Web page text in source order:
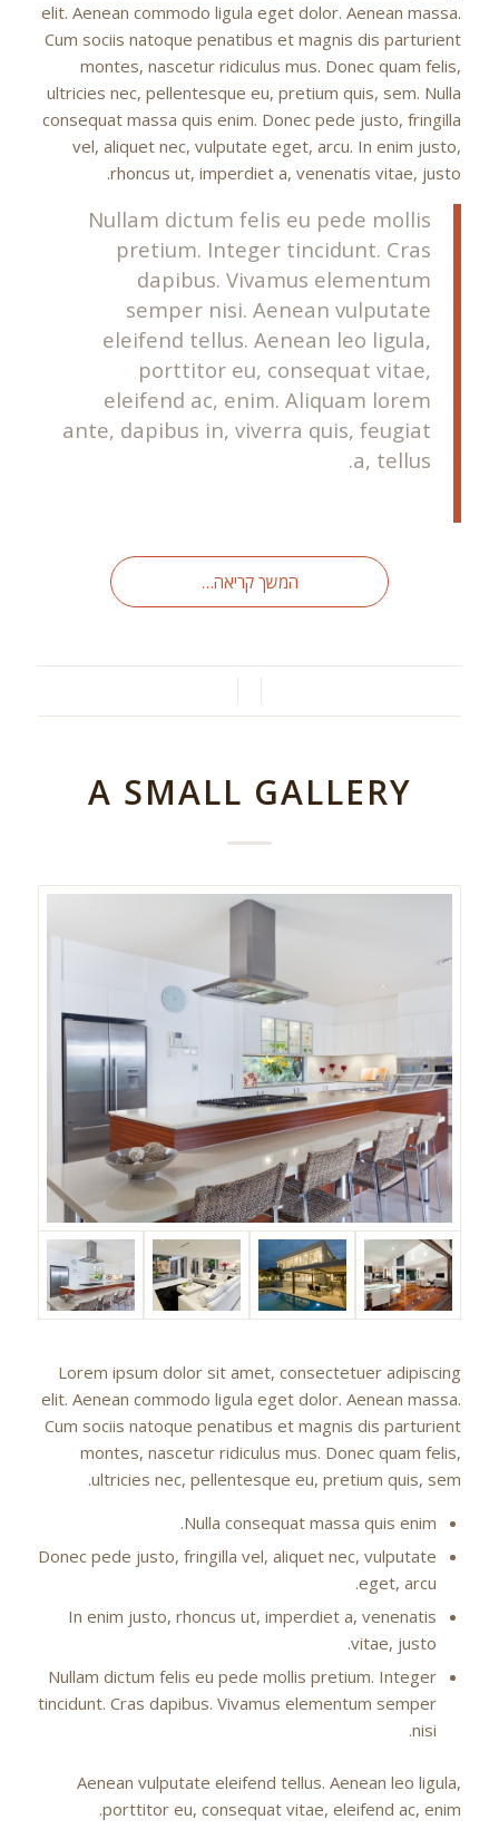
elit. Aenean commodo ligula eget dolor. Aenean massa.
Cum sociis natoque penatibus et magnis dis parturient
montes, nascetur ridiculus mus. Donec quam felis,
ultricies nec, pellentesque eu, pretium quis, sem. Nulla
consequat massa quis enim. Donec pede justo, fringilla
vel, aliquet nec, vulputate eget, arcu. In enim justo,
rhoncus ut, imperdiet a, venenatis vitae, justo.
Nullam dictum felis eu pede mollis
pretium. Integer tincidunt. Cras
dapibus. Vivamus elementum
semper nisi. Aenean vulputate
eleifend tellus. Aenean leo ligula,
porttitor eu, consequat vitae,
eleifend ac, enim. Aliquam lorem
ante, dapibus in, viverra quis, feugiat
a, tellus.
המשך קריאה…
A SMALL GALLERY
Lorem ipsum dolor sit amet, consectetuer adipiscing
elit. Aenean commodo ligula eget dolor. Aenean massa.
Cum sociis natoque penatibus et magnis dis parturient
montes, nascetur ridiculus mus. Donec quam felis,
ultricies nec, pellentesque eu, pretium quis, sem.
Nulla consequat massa quis enim.
Donec pede justo, fringilla vel, aliquet nec, vulputate
eget, arcu.
In enim justo, rhoncus ut, imperdiet a, venenatis
vitae, justo.
Nullam dictum felis eu pede mollis pretium. Integer
tincidunt. Cras dapibus. Vivamus elementum semper
nisi.
Aenean vulputate eleifend tellus. Aenean leo ligula,
porttitor eu, consequat vitae, eleifend ac, enim.